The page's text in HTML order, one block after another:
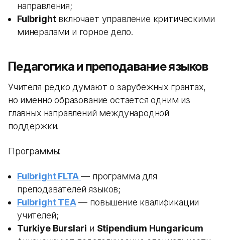
направления;
Fulbrightвключает управление критическими
минералами и горное дело.
Педагогика и преподавание языков
Учителя редко думают о зарубежных грантах,
но именно образование остается одним из
главных направлений международной
поддержки.
Программы:
Fulbright FLTA — программа для
преподавателей языков;
Fulbright TEA— повышение квалификации
учителей;
Turkiye Burslari и Stipendium Hungaricum